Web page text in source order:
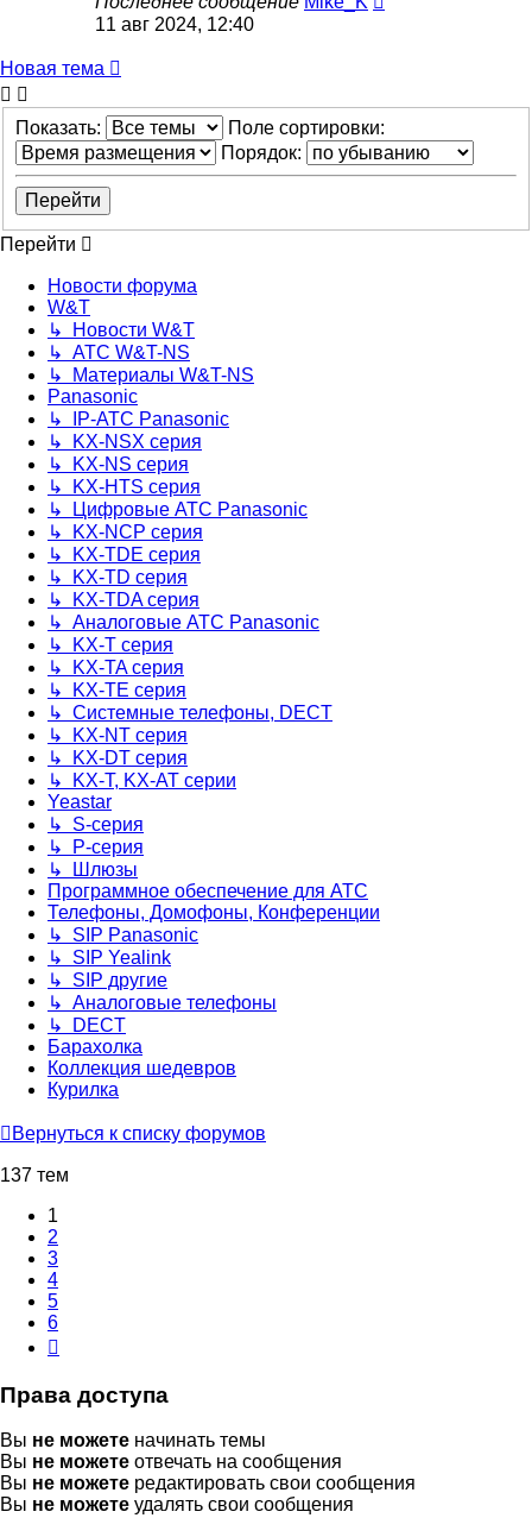
11 авг 2024, 12:40
Новая тема
Показать:
Поле сортировки:
Порядок:
Перейти
Новости форума
W&T
↳ Новости W&T
↳ АТС W&T-NS
↳ Материалы W&T-NS
Panasonic
↳ IP-АТС Panasonic
↳ KX-NSX серия
↳ KX-NS серия
↳ KX-HTS серия
↳ Цифровые АТС Panasonic
↳ KX-NCP серия
↳ KX-TDE серия
↳ KX-TD серия
↳ KX-TDA серия
↳ Аналоговые АТС Panasonic
↳ KX-T серия
↳ KX-TA серия
↳ KX-TE серия
↳ Системные телефоны, DECT
↳ KX-NT серия
↳ KX-DT серия
↳ KX-T, KX-AT серии
Yeastar
↳ S-серия
↳ P-серия
↳ Шлюзы
Программное обеспечение для АТС
Телефоны, Домофоны, Конференции
↳ SIP Panasonic
↳ SIP Yealink
↳ SIP другие
↳ Аналоговые телефоны
↳ DECT
Барахолка
Коллекция шедевров
Курилка
Вернуться к списку форумов
137 тем
1
2
3
4
5
6
Права доступа
Вы не можете начинать темы
Вы не можете отвечать на сообщения
Вы не можете редактировать свои сообщения
Вы не можете удалять свои сообщения